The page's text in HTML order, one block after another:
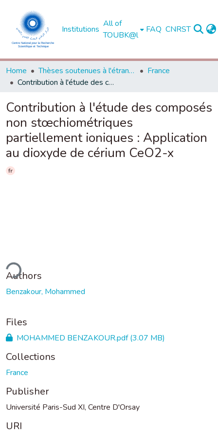
Institutions
All of
TOUBK@l
FAQ CNRST
Home Thèses soutenues à l'étranger
France
Contribution à l'étude des composés non stœchiométriques partiellement ioniques : Application au dioxyde de cérium CeO2-x
Contribution à l'étude des composés
non stœchiométriques
partiellement ioniques : Application
au dioxyde de cérium CeO2-x
fr
Authors
Benzakour, Mohammed
Files
MOHAMMED BENZAKOUR.pdf(3.07 MB)
Collections
France
Publisher
Université Paris-Sud XI, Centre D'Orsay
URI